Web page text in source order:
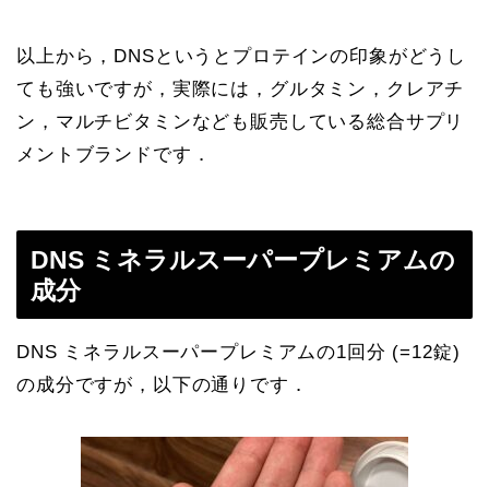
以上から，DNSというとプロテインの印象がどうし
ても強いですが，実際には，グルタミン，クレアチ
ン，マルチビタミンなども販売している総合サプリ
メントブランドです．
DNS ミネラルスーパープレミアムの
成分
DNS ミネラルスーパープレミアムの1回分 (=12錠)
の成分ですが，以下の通りです．